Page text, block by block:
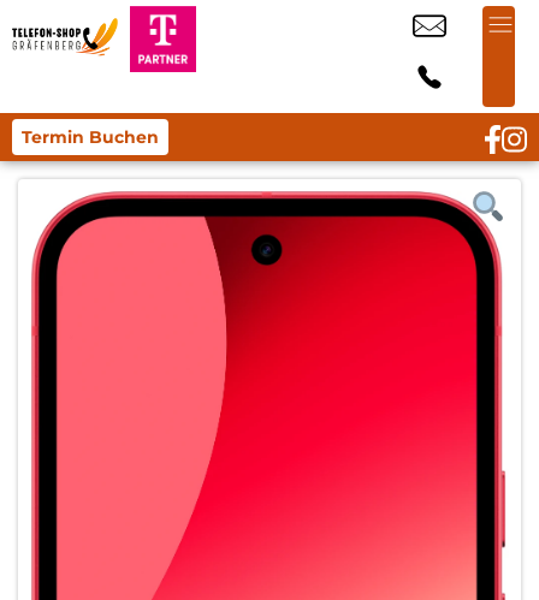
Termin Buchen